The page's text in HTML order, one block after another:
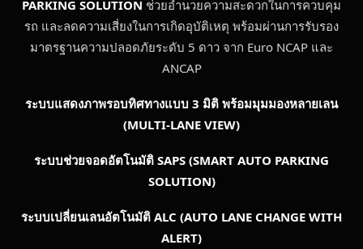
PARKING SOLUTION ช่วยอำนวยความสะดวกในการควบคุม
รถ และลดความเสี่ยงในการเกิดอุบัติเหตุ พร้อมผ่านการรับรอง
มาตรฐานความปลอดภัยระดับ 5 ดาว จาก Euro NCAP และ
ANCAP
ระบบแสดงภาพรอบทิศทางแบบ 3 มิติ พร้อมมุมมองหลายเลน
(MULTI-LANE VIEW)
ระบบช่วยจอดอัตโนมัติ SAPS (SMART AUTO PARKING
SOLUTION)
ระบบเปลี่ยนเลนอัตโนมัติ ALC (AUTO LANE CHANGE WITH
ALERT)